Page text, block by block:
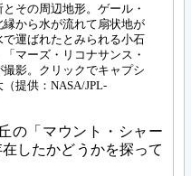
その周辺地形。ゲール・
縁から水が流れて扇状地が
で運ばれたとみられる小石
マーズ・リコナサンス・
撮影。クリックでキャプシ
提供：NASA/JPL-
の「マウント・シャー
したかどうかを探って